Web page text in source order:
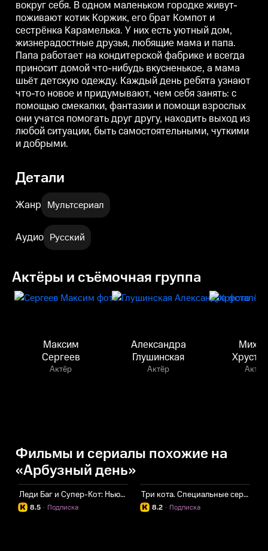
а мама шьёт детскую одежду.
Каждый день ребята узнают
что-то новое и придумывают,
чем себя занять: с помощью
смекалки, фантазии и помощи
взрослых они учатся помогать
друг другу, находить выход из
любой ситуации, быть
самостоятельными, чуткими и
добрыми.
а мама шьёт детскую одежду.
Каждый день ребята узнают
что-то новое и придумывают,
чем себя занять: с помощью
смекалки, фантазии и помощи
взрослых они учатся помогать
друг другу, находить выход из
любой ситуации, быть
самостоятельными, чуткими и
добрыми.
вокруг себя. В одном маленьком городке живут-
поживают котик Коржик, его брат Компот и
сестрёнка Карамелька. У них есть уютный дом,
жизнерадостные друзья, любящие мама и папа.
Папа работает на кондитерской фабрике и всегда
приносит домой что-нибудь вкусненькое, а мама
шьёт детскую одежду. Каждый день ребята узнают
что-то новое и придумывают, чем себя занять: с
помощью смекалки, фантазии и помощи взрослых
они учатся помогать друг другу, находить выход из
любой ситуации, быть самостоятельными, чуткими
и добрыми.
Детали
Жанр Мультсериал
Аудио Русский
Актёры и съёмочная группа
Максим
Сергеев
Актёр
Александра
Глушинская
Актёр Актёр
Фильмы и сериалы похожие на
«Арбузный день»
Леди Баг и Супер-Кот: Нью-Йорк. Союз героев
8.5 Подписка
·
Три кота. Специальные серии
8.2 Подписка
·